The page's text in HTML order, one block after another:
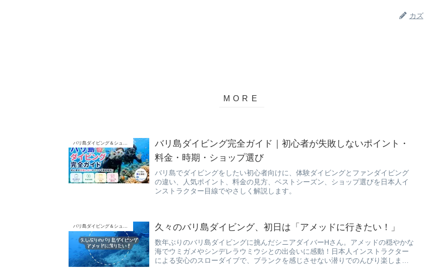
カズ
バリ島ダイビング完全ガイド｜初心者が失敗しないポイント・
料金・時期・ショップ選び
バリ島でダイビングをしたい初心者向けに、体験ダイビングとファンダイビング
の違い、人気ポイント、料金の見方、ベストシーズン、ショップ選びを日本人イ
ンストラクター目線でやさしく解説します。
バリ島ダイビング＆シュノーケリング 久々のバリ島ダイビング、初日は「アメッドに行きたい！」
数年ぶりのバリ島ダイビングに挑んだシニアダイバーHさん。アメッドの穏やかな
海でウミガメやシンデレラウミウシとの出会いに感動！日本人インストラクター
による安心のスローダイブで、ブランクを感じさせない潜りでのんびり楽しまれ